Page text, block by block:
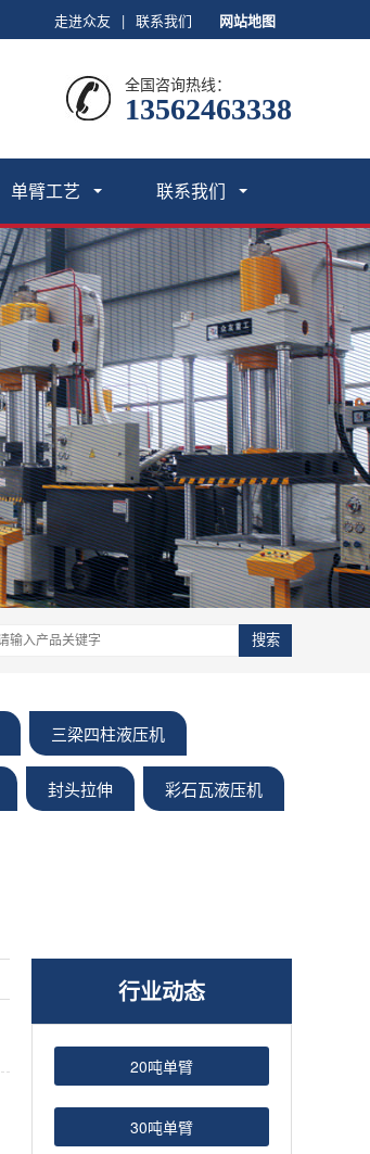
走进众友 | 联系我们 网站地图
全国咨询热线：
13562463338
单臂工艺 联系我们
搜索
三梁四柱液压机
封头拉伸 彩石瓦液压机
行业动态
20吨单臂
30吨单臂